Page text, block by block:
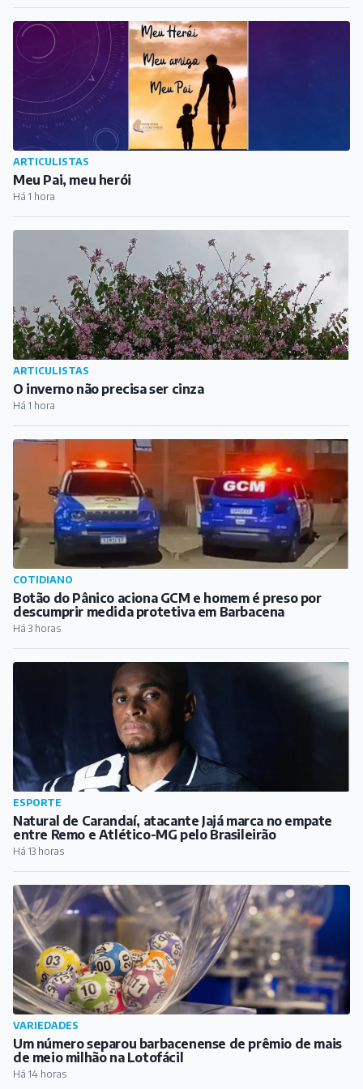
ARTICULISTAS
O inverno não precisa ser cinza
Há 1 hora
COTIDIANO
Botão do Pânico aciona GCM e homem é preso por
descumprir medida protetiva em Barbacena
Há 3 horas
ESPORTE
Natural de Carandaí, atacante Jajá marca no empate
entre Remo e Atlético-MG pelo Brasileirão
Há 13 horas
VARIEDADES
Um número separou barbacenense de prêmio de mais
de meio milhão na Lotofácil
Há 14 horas
CULTURA
DIVERT transforma Praça dos Andradas em palco de
alegria, arte e cultura em Barbacena